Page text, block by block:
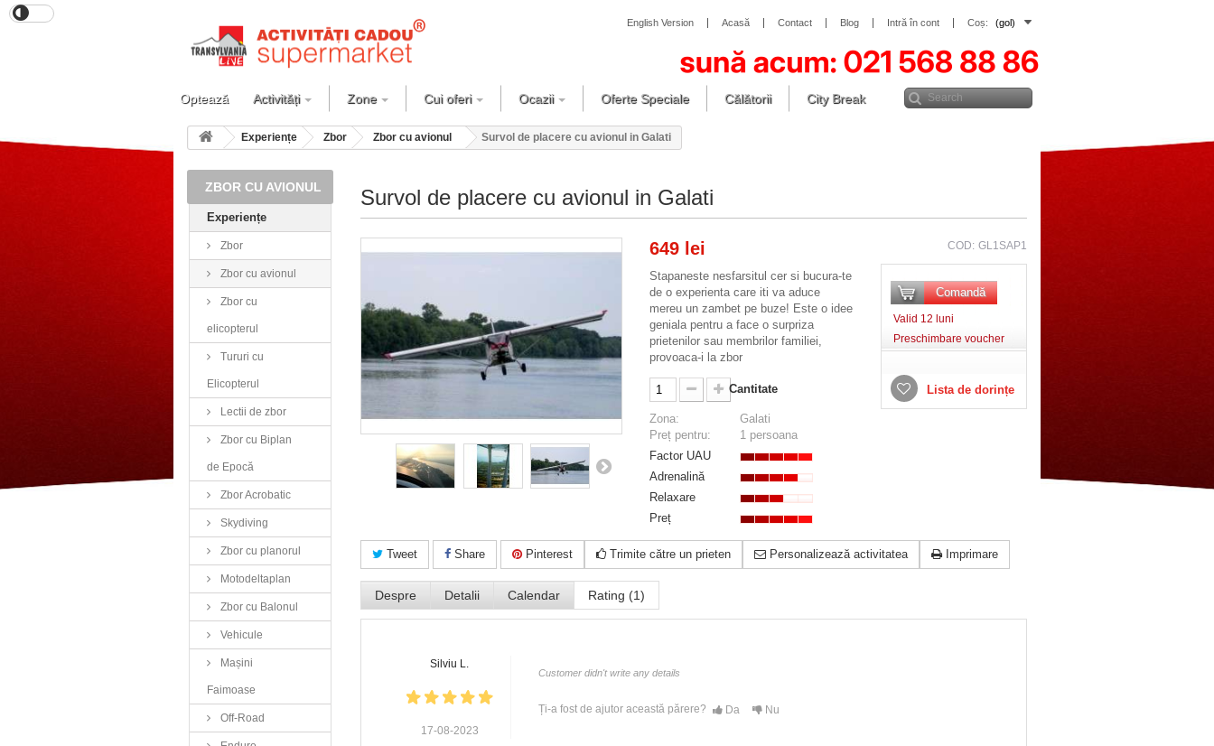
Coș: (gol)
Intră în cont
Blog
Contact
Acasă
English Version
Optează Activități Zone Cui oferi Ocazii Oferte Speciale Călătorii City Break
Experiențe Zbor Zbor cu avionul Survol de placere cu avionul in Galati
ZBOR CU AVIONUL
Experiențe
Zbor
Zbor cu avionul
Zbor cu
elicopterul
Tururi cu
Elicopterul
Lectii de zbor
Zbor cu Biplan
de Epocă
Zbor Acrobatic
Skydiving
Zbor cu planorul
Motodeltaplan
Zbor cu Balonul
Vehicule
Mașini
Faimoase
Off-Road
Survol de placere cu avionul in Galati
649 lei
Stapaneste nesfarsitul cer si bucura-te
de o experienta care iti va aduce
mereu un zambet pe buze! Este o idee
geniala pentru a face o surpriza
prietenilor sau membrilor familiei,
provoaca-i la zbor
Cantitate
Zona:
Galati
Preț pentru:
1 persoana
Factor UAU
Adrenalină
Relaxare
Preț
COD: GL1SAP1
Comandă
Valid 12 luni
Preschimbare voucher
Lista de dorințe
Tweet Share Pinterest Trimite către un prieten Personalizează activitatea Imprimare
Despre Detalii Calendar Rating (1)
Silviu L.
17-08-2023
Customer didn't write any details
Ți-a fost de ajutor această părere? Da Nu